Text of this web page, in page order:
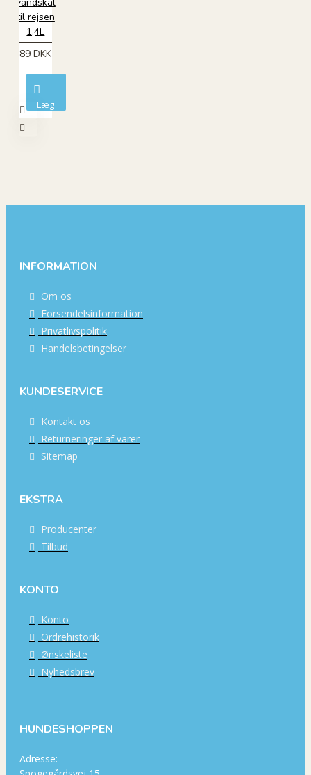
til rejsen
1,4L
89 DKK
Læg
i
INFORMATION
Om os
Forsendelsinformation
Privatlivspolitik
Handelsbetingelser
KUNDESERVICE
Kontakt os
Returneringer af varer
Sitemap
EKSTRA
Producenter
Tilbud
KONTO
Konto
Ordrehistorik
Ønskeliste
Nyhedsbrev
HUNDESHOPPEN
Adresse: